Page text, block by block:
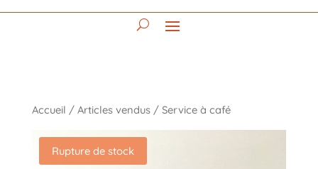
Accueil / Articles vendus/ Service à café
Rupture de stock